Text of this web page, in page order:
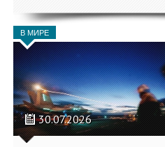
В МИРЕ
30.07.2026